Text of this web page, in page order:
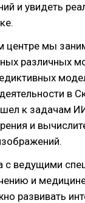
и увидеть
центре мы
различных
в
к задачам
и
с ведущими
и
развивать